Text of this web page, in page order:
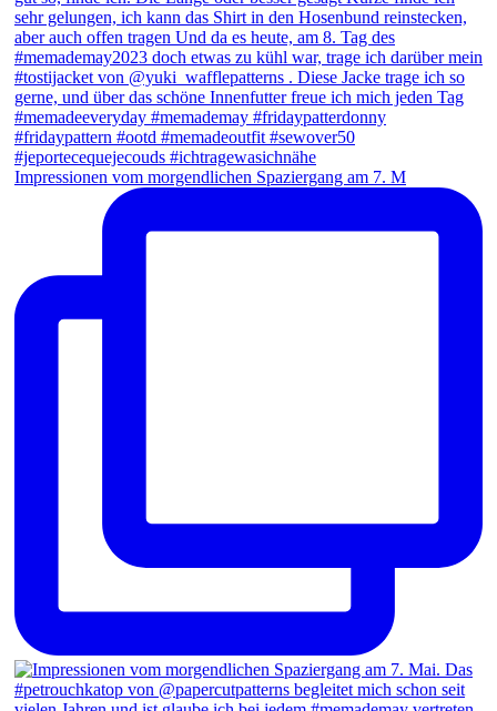
Impressionen vom morgendlichen Spaziergang am 7. M